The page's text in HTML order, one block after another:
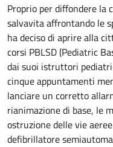
Proprio per diffondere la
salvavita affrontando le
ha deciso di aprire alla
corsi PBLSD (Pediatric
dai suoi istruttori
cinque appuntamenti
lanciare un corretto
rianimazione di base, le
ostruzione delle vie
defibrillatore